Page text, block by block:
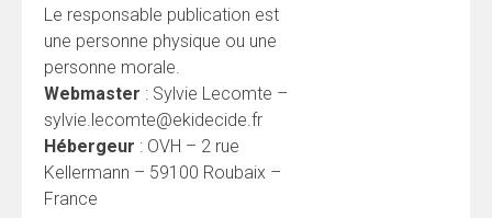
Le responsable publication est
une personne physique ou une
personne morale.
Webmaster : Sylvie Lecomte –
sylvie.lecomte@ekidecide.fr
Hébergeur : OVH – 2 rue
Kellermann – 59100 Roubaix –
France